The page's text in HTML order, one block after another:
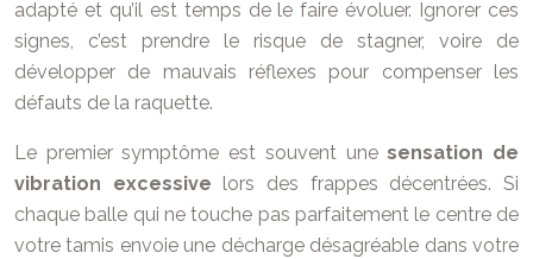
adapté et qu’il est temps de le faire évoluer. Ignorer ces
signes, c’est prendre le risque de stagner, voire de
développer de mauvais réflexes pour compenser les
défauts de la raquette.
Le premier symptôme est souvent unesensation de
vibration excessive lors des frappes décentrées. Si
chaque balle qui ne touche pas parfaitement le centre de
votre tamis envoie une décharge désagréable dans votre